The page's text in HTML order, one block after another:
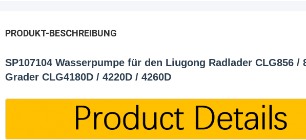
PRODUKT-BESCHREIBUNG
SP107104 Wasserpumpe für den Liugong Radlader CLG856 /
Grader CLG4180D / 4220D / 4260D